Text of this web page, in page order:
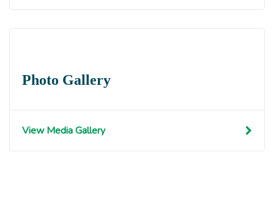
Photo Gallery
View Media Gallery